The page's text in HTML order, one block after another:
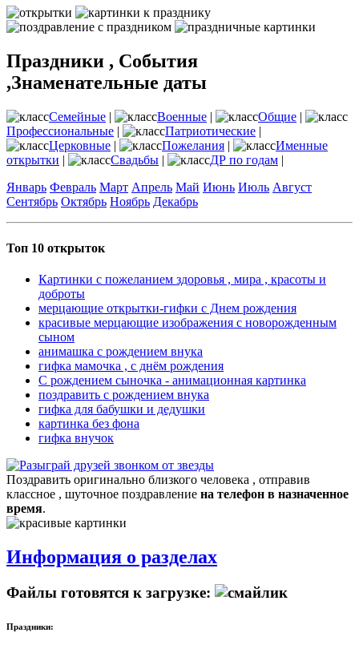
Праздники , События
,Знаменательные даты
Семейные | Военные | Общие |
Профессиональные | Патриотические |
Церковные | Пожелания |
Именные
открытки | Свадьбы | ДР по годам |
Январь Февраль Март Апрель Май Июнь Июль Август
Сентябрь Октябрь Ноябрь Декабрь
Топ 10 открыток
Картинки с пожеланием здоровья , мира , красоты и
доброты
мерцающие открытки-гифки с Днем рождения
красивые мерцающие изображения с новорожденным
сыном
анимашка с рождением внука
гифка мамочка , с днём рождения
С рождением сыночка - анимационная картинка
поздравить с рождением внука
гифка для бабушки и дедушки
картинка без фона
гифка внучок
Поздравить оригинально близкого человека , отправив
классное , шуточное поздравление на телефон в назначенное
время.
Информация о разделах
Файлы готовятся к загрузке:
Праздники: